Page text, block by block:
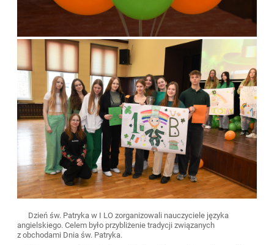
Dzień św. Patryka w I LO zorganizowali nauczyciele języka
angielskiego. Celem było przybliżenie tradycji związanych
z obchodami Dnia św. Patryka.